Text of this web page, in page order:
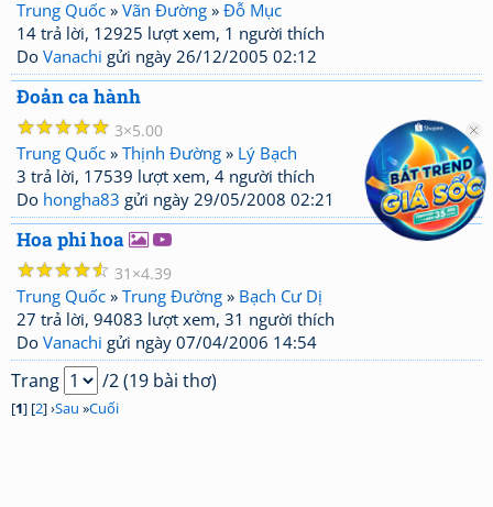
Trung Quốc » Vãn Đường » Đỗ Mục
14 trả lời, 12925 lượt xem, 1 người thích
Do Vanachi gửi ngày 26/12/2005 02:12
Đoản ca hành
☆
☆
☆
☆
☆ 3 5.00
Trung Quốc » Thịnh Đường » Lý Bạch
3 trả lời, 17539 lượt xem, 4 người thích
Do hongha83 gửi ngày 29/05/2008 02:21
Hoa phi hoa
☆
☆
☆
☆
☆ 31 4.39
Trung Quốc » Trung Đường » Bạch Cư Dị
27 trả lời, 94083 lượt xem, 31 người thích
Do Vanachi gửi ngày 07/04/2006 14:54
Trang /2 (19 bài thơ)
[1] [2] ›Sau »Cuối